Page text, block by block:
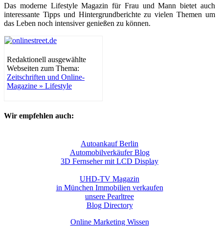
Das moderne Lifestyle Magazin für Frau und Mann bietet auch
interessante Tipps und Hintergrundberichte zu vielen Themen um
das Leben noch intensiver genießen zu können.
Redaktionell ausgewählte
Webseiten zum Thema:
Zeitschriften und Online-
Magazine » Lifestyle
Wir empfehlen auch:
Autoankauf Berlin
Automobilverkäufer Blog
3D Fernseher mit LCD Display
UHD-TV Magazin
in München Immobilien verkaufen
unsere Pearltree
Blog Directory
Online Marketing Wissen